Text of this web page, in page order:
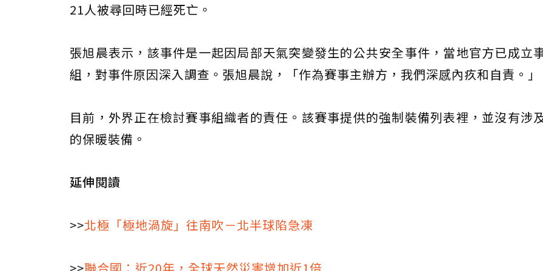
21人被尋回時已經死亡。
張旭晨表示，該事件是一起因局部天氣突變發生的公共安全事件，當地官方已成立
組，對事件原因深入調查。張旭晨說，「作為賽事主辦方，我們深感內疚和自責。」
目前，外界正在檢討賽事組織者的責任。該賽事提供的強制裝備列表裡，並沒有涉
的保暖裝備。
延伸閱讀
>>北極「極地渦旋」往南吹－北半球陷急凍